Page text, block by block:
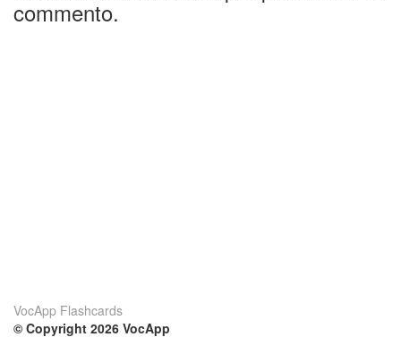
commento.
VocApp Flashcards
© Copyright 2026 VocApp